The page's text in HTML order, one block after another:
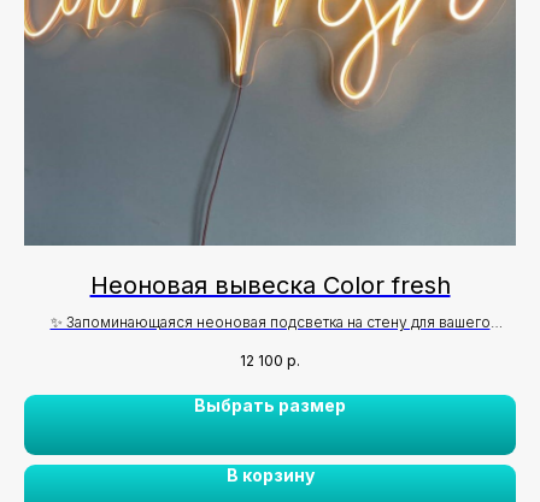
Неоновая вывеска Color fresh
✨ Запоминающаяся неоновая подсветка на стену для вашего
12 100 р.
Выбрать размер
В корзину